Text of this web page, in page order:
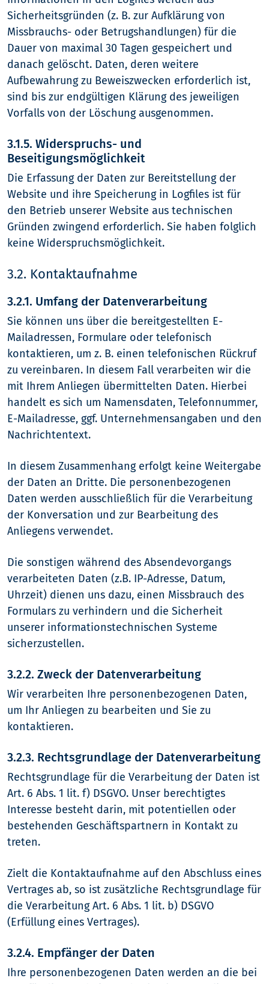
Sicherheitsgründen (z. B. zur Aufklärung von
Missbrauchs- oder Betrugshandlungen) für die
Dauer von maximal 30 Tagen gespeichert und
danach gelöscht. Daten, deren weitere
Aufbewahrung zu Beweiszwecken erforderlich ist,
sind bis zur endgültigen Klärung des jeweiligen
Vorfalls von der Löschung ausgenommen.
3.1.5. Widerspruchs- und
Beseitigungsmöglichkeit
Die Erfassung der Daten zur Bereitstellung der
Website und ihre Speicherung in Logfiles ist für
den Betrieb unserer Website aus technischen
Gründen zwingend erforderlich. Sie haben folglich
keine Widerspruchsmöglichkeit.
3.2. Kontaktaufnahme
3.2.1. Umfang der Datenverarbeitung
Sie können uns über die bereitgestellten E-
Mailadressen, Formulare oder telefonisch
kontaktieren, um z. B. einen telefonischen Rückruf
zu vereinbaren. In diesem Fall verarbeiten wir die
mit Ihrem Anliegen übermittelten Daten. Hierbei
handelt es sich um Namensdaten, Telefonnummer,
E-Mailadresse, ggf. Unternehmensangaben und den
Nachrichtentext.
In diesem Zusammenhang erfolgt keine Weitergabe
der Daten an Dritte. Die personenbezogenen
Daten werden ausschließlich für die Verarbeitung
der Konversation und zur Bearbeitung des
Anliegens verwendet.
Die sonstigen während des Absendevorgangs
verarbeiteten Daten (z.B. IP-Adresse, Datum,
Uhrzeit) dienen uns dazu, einen Missbrauch des
Formulars zu verhindern und die Sicherheit
unserer informationstechnischen Systeme
sicherzustellen.
3.2.2. Zweck der Datenverarbeitung
Wir verarbeiten Ihre personenbezogenen Daten,
um Ihr Anliegen zu bearbeiten und Sie zu
kontaktieren.
3.2.3. Rechtsgrundlage der Datenverarbeitung
Rechtsgrundlage für die Verarbeitung der Daten ist
Art. 6 Abs. 1 lit. f) DSGVO. Unser berechtigtes
Interesse besteht darin, mit potentiellen oder
bestehenden Geschäftspartnern in Kontakt zu
treten.
Zielt die Kontaktaufnahme auf den Abschluss eines
Vertrages ab, so ist zusätzliche Rechtsgrundlage für
die Verarbeitung Art. 6 Abs. 1 lit. b) DSGVO
(Erfüllung eines Vertrages).
3.2.4. Empfänger der Daten
Ihre personenbezogenen Daten werden an die bei